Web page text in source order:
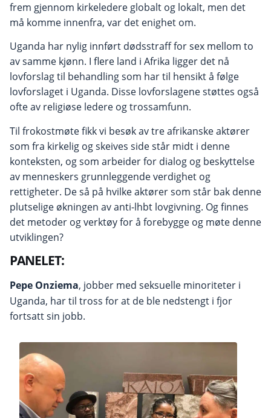
frem gjennom kirkeledere globalt og lokalt, men det
må komme innenfra, var det enighet om.
Uganda har nylig innført dødsstraff for sex mellom to
av samme kjønn. I flere land i Afrika ligger det nå
lovforslag til behandling som har til hensikt å følge
lovforslaget i Uganda. Disse lovforslagene støttes også
ofte av religiøse ledere og trossamfunn.
Til frokostmøte fikk vi besøk av tre afrikanske aktører
som fra kirkelig og skeives side står midt i denne
konteksten, og som arbeider for dialog og beskyttelse
av menneskers grunnleggende verdighet og
rettigheter. De så på hvilke aktører som står bak denne
plutselige økningen av anti-lhbt lovgivning. Og finnes
det metoder og verktøy for å forebygge og møte denne
utviklingen?
PANELET:
Pepe Onziema, jobber med seksuelle minoriteter i
Uganda, har til tross for at de ble nedstengt i fjor
fortsatt sin jobb.